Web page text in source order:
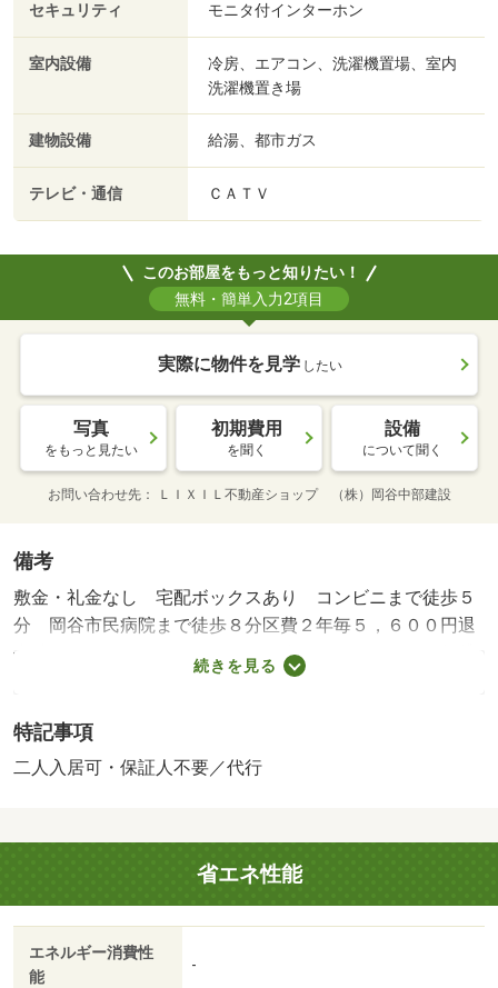
セキュリティ モニタ付インターホン
室内設備
冷房、エアコン、洗濯機置場、室内
洗濯機置き場
建物設備 給湯、都市ガス
テレビ・通信 ＣＡＴＶ
このお部屋をもっと知りたい！
無料・簡単入力2項目
実際に物件を見学 したい
写真
をもっと見たい
初期費用
を聞く
設備
について聞く
お問い合わせ先 ＬＩＸＩＬ不動産ショップ （株）岡谷中部建設
備考
敷金・礼金なし 宅配ボックスあり コンビニまで徒歩５
分 岡谷市民病院まで徒歩８分区費２年毎５，６００円退
去時にクリーニング代約８万円（税別）を頂きます・賃貸
保証等：加入要（オリコフォレントインシュア オリコフ
家賃等決済サービス利用料１年毎１万円）・鍵交換代：あ
り１６，５００円～・駐輪場：なし/水道開栓手数料 1365
続きを見る
特記事項
二人入居可・保証人不要／代行
省エネ性能
エネルギー消費性
能
-